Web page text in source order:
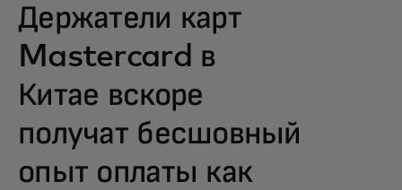
Держатели карт
Mastercard в
Китае вскоре
получат бесшовный
опыт оплаты как